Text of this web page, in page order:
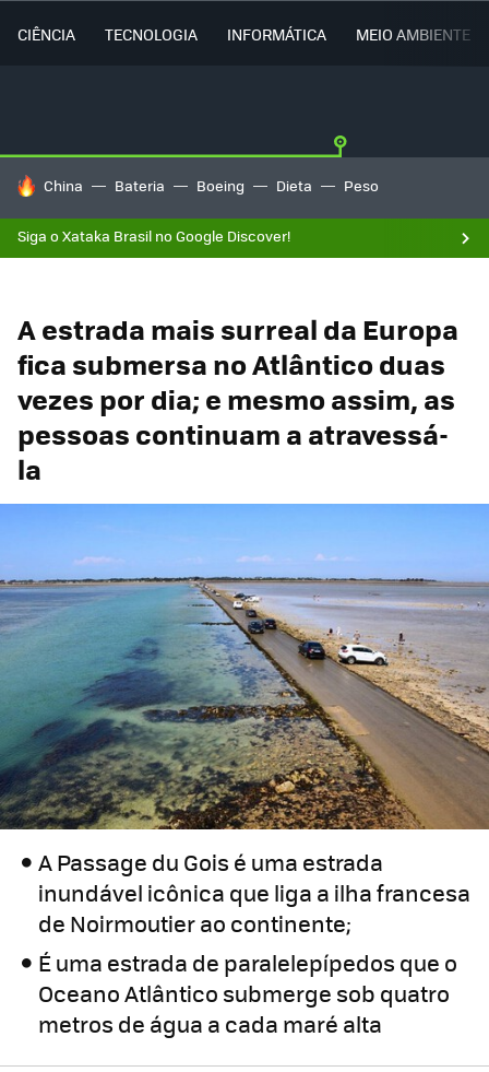
CIÊNCIA TECNOLOGIA INFORMÁTICA MEIO AMBIENTE
TENDÊNCIAS DO DIA
China Bateria Boeing Dieta Peso
Siga o Xataka Brasil no Google Discover!
A estrada mais surreal da Europa
fica submersa no Atlântico duas
vezes por dia; e mesmo assim, as
pessoas continuam a atravessá-
la
A Passage du Gois é uma estrada
inundável icônica que liga a ilha francesa
de Noirmoutier ao continente;
É uma estrada de paralelepípedos que o
Oceano Atlântico submerge sob quatro
metros de água a cada maré alta